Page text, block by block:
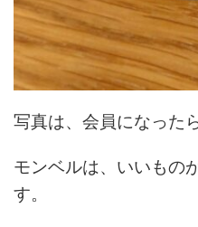
写真は、会員になった
モンベルは、いいもの
す。